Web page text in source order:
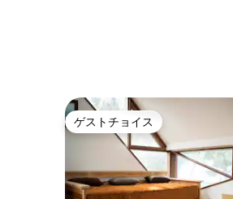
ゲストチョイス
ゲストチョイス